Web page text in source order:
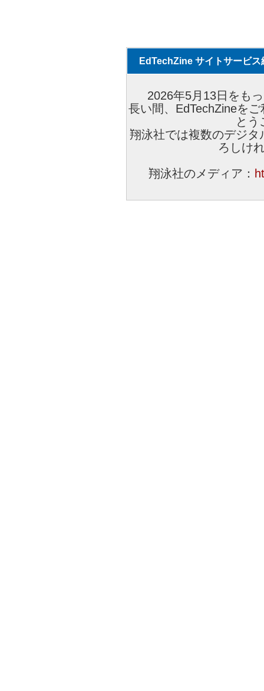
EdTechZine サイトサービス
2026年5月13日をも
長い間、EdTechZineを
とう
翔泳社では複数のデジ
ろしけ
翔泳社のメディア：